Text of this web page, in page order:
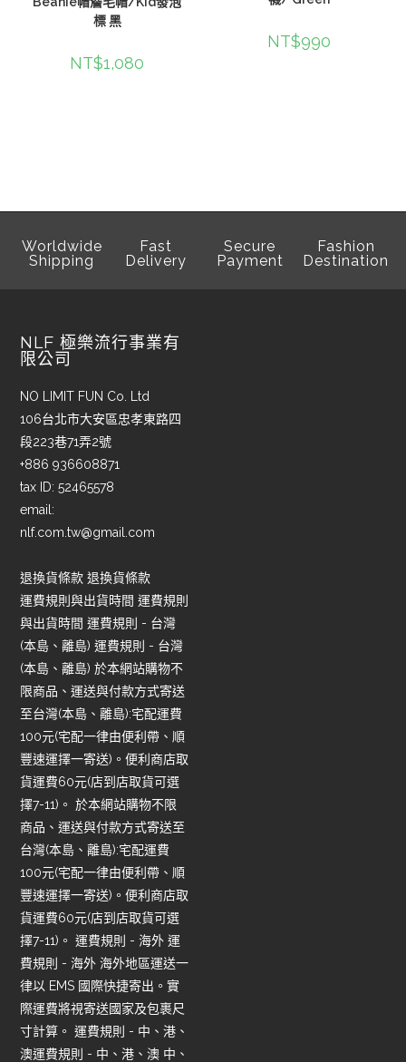
標 黑
NT$1,080
NT$990
Worldwide
Shipping
Fast
Delivery
Secure
Payment
Fashion
Destination
NLF 極樂流行事業有
限公司
NO LIMIT FUN Co. Ltd
106台北市大安區忠孝東路四
段223巷71弄2號
+886 936608871
tax ID: 52465578
email:
nlf.com.tw@gmail.com
退換貨條款 退換貨條款
運費規則與出貨時間 運費規則
與出貨時間 運費規則 - 台灣
(本島、離島) 運費規則 - 台灣
(本島、離島) 於本網站購物不
限商品、運送與付款方式寄送
至台灣(本島、離島):宅配運費
100元(宅配一律由便利帶、順
豐速運擇一寄送)。便利商店取
貨運費60元(店到店取貨可選
擇7-11)。 於本網站購物不限
商品、運送與付款方式寄送至
台灣(本島、離島):宅配運費
100元(宅配一律由便利帶、順
豐速運擇一寄送)。便利商店取
貨運費60元(店到店取貨可選
擇7-11)。 運費規則 - 海外 運
費規則 - 海外 海外地區運送一
律以 EMS 國際快捷寄出。實
際運費將視寄送國家及包裹尺
寸計算。 運費規則 - 中、港、
澳運費規則 - 中、港、澳 中、